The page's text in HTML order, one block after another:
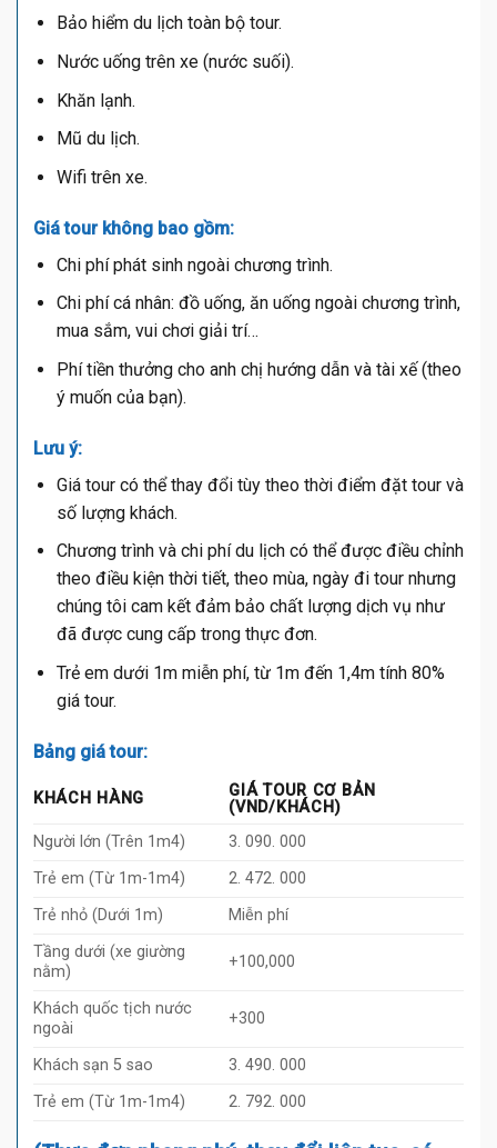
Bảo hiểm du lịch toàn bộ tour.
Nước uống trên xe (nước suối).
Khăn lạnh.
Mũ du lịch.
Wifi trên xe.
Giá tour không bao gồm:
Chi phí phát sinh ngoài chương trình.
Chi phí cá nhân: đồ uống, ăn uống ngoài chương trình,
mua sắm, vui chơi giải trí…
Phí tiền thưởng cho anh chị hướng dẫn và tài xế (theo
ý muốn của bạn).
Lưu ý:
Giá tour có thể thay đổi tùy theo thời điểm đặt tour và
số lượng khách.
Chương trình và chi phí du lịch có thể được điều chỉnh
theo điều kiện thời tiết, theo mùa, ngày đi tour nhưng
chúng tôi cam kết đảm bảo chất lượng dịch vụ như
đã được cung cấp trong thực đơn.
Trẻ em dưới 1m miễn phí, từ 1m đến 1,4m tính 80%
giá tour.
Bảng giá tour:
KHÁCH HÀNG
GIÁ TOUR CƠ BẢN
(VND/KHÁCH)
Người lớn (Trên 1m4)
3. 090. 000
Trẻ em (Từ 1m-1m4)
2. 472. 000
Trẻ nhỏ (Dưới 1m)
Miễn phí
Tầng dưới (xe giường
nằm)
+100,000
Khách quốc tịch nước
ngoài
+300
Khách sạn 5 sao
3. 490. 000
Trẻ em (Từ 1m-1m4)
2. 792. 000